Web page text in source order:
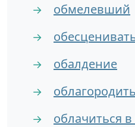
→ обмелевший
→
→ обалдение
→ облагородить
→ облачиться